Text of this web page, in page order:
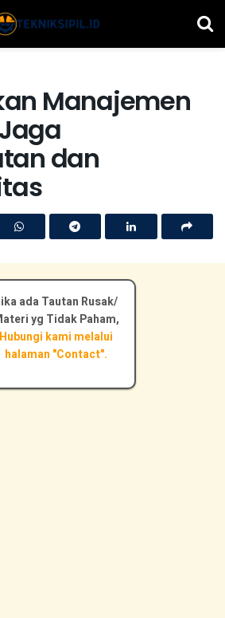
Manajemen
dan
ada Tautan Rusak/
yg Tidak Paham,
Hubungi kami melalui
halaman "Contact".